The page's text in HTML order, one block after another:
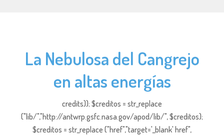
La Nebulosa del Cangrejo
en altas energías
credits)); $creditos = str_replace
("lib/","http://antwrp.gsfc.nasa.gov/apod/lib/", $creditos);
$creditos = str_replace ("href","target='_blank' href",